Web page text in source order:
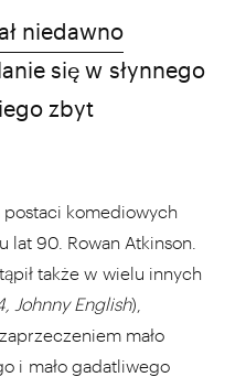
niedawno
się w słynnego
zbyt
komediowych
lat 90. Rowan Atkinson.
także w wielu innych
Johnny English),
mało
i mało gadatliwego